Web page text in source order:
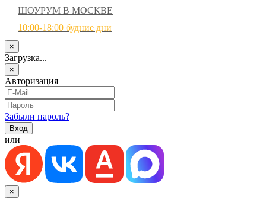
ШОУРУМ В МОСКВЕ
10:00-18:00 будние дни
×
Загрузка...
×
Авторизация
Забыли пароль?
или
×